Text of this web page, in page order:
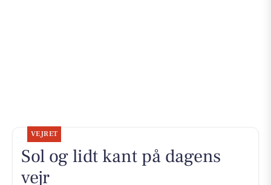
VEJRET
Sol og lidt kant på dagens
vejr